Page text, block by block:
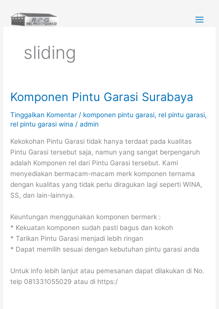
konten
sliding
Komponen Pintu Garasi Surabaya
Tinggalkan Komentar / komponen pintu garasi, rel pintu garasi,
rel pintu garasi wina /admin
Kekokohan Pintu Garasi tidak hanya terdaat pada kualitas
Pintu Garasi tersebut saja, namun yang sangat berpengaruh
adalah Komponen rel dari Pintu Garasi tersebut. Kami
menyediakan bermacam-macam merk komponen ternama
dengan kualitas yang tidak perlu diragukan lagi seperti WINA,
SS, dan lain-lainnya.
Keuntungan menggunakan komponen bermerk :
* Kekuatan komponen sudah pasti bagus dan kokoh
* Tarikan Pintu Garasi menjadi lebih ringan
* Dapat memilih sesuai dengan kebutuhan pintu garasi anda
Untuk info lebih lanjut atau pemesanan dapat dilakukan di No.
telp 081331055029 atau di https:/
Komponen
Garasi
Surabaya